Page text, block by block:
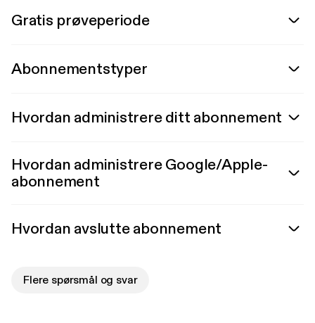
Gratis prøveperiode
Abonnementstyper
Hvordan administrere ditt abonnement
Hvordan administrere Google/Apple-
abonnement
Hvordan avslutte abonnement
Flere spørsmål og svar